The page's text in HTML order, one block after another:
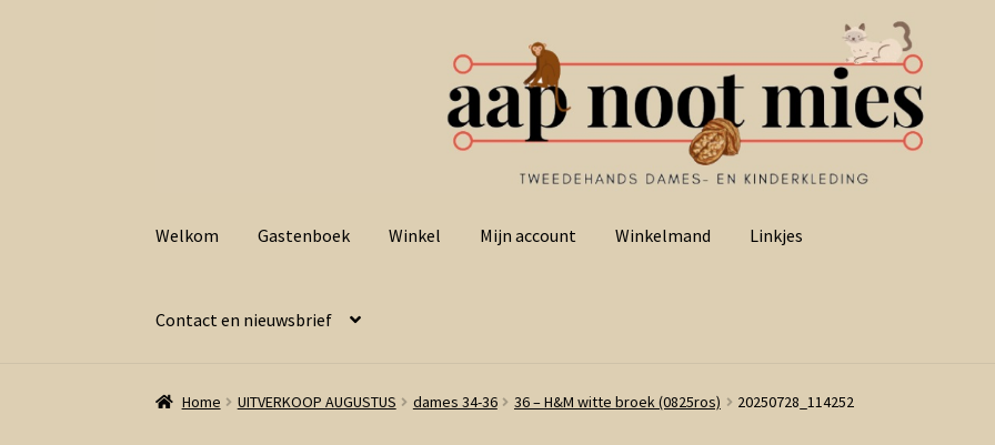
door
naar
Welkom Gastenboek Winkel Mijn account Winkelmand Linkjes
Contact en nieuwsbrief
Home UITVERKOOP AUGUSTUS dames 34-36 36 – H&M witte broek (0825ros) 20250728_114252